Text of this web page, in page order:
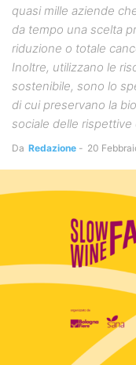
quasi mille aziende
da tempo una scelta
riduzione o totale
Inoltre, utilizzano le
sostenibile, sono lo
di cui preservano la
sociale delle
Da Redazione - 20